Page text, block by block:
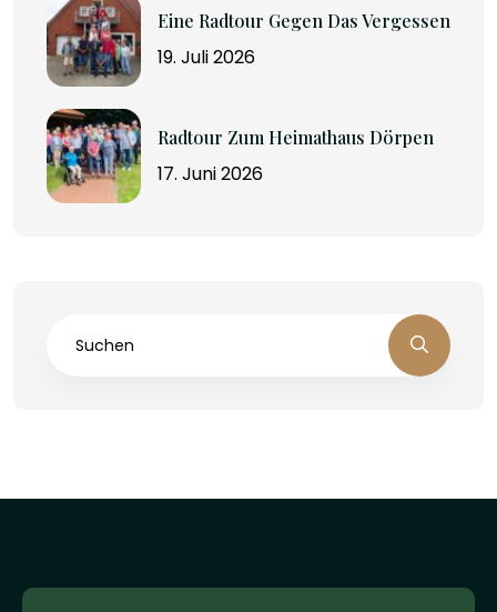
Eine Radtour Gegen Das Vergessen
19. Juli 2026
Radtour Zum Heimathaus Dörpen
17. Juni 2026